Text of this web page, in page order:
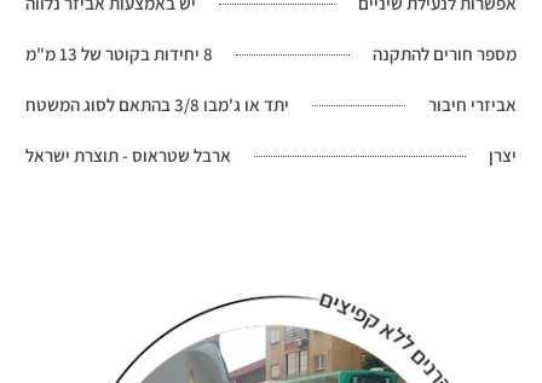
מספר חורים להתקנה 8 יחידות בקוטר של 13 מ"מ
אביזרי חיבור יתד או ג'מבו 3/8 בהתאם לסוג המשטח
יצרן ארבל שטראוס - תוצרת ישראל